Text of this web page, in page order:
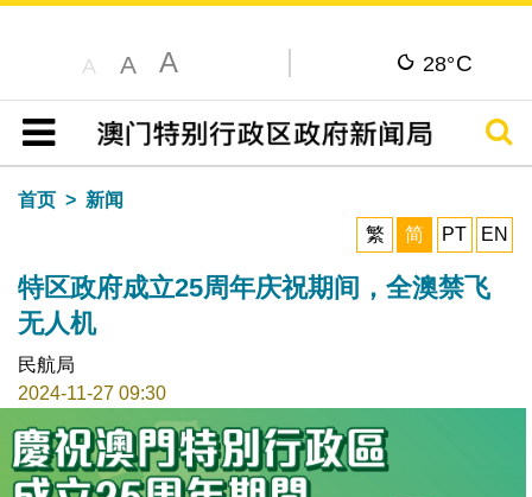
A A A 28°C
目录
搜寻
首页
新闻
繁
简 PT EN
特区政府成立25周年庆祝期间，全澳禁飞
无人机
民航局
2024-11-27 09:30